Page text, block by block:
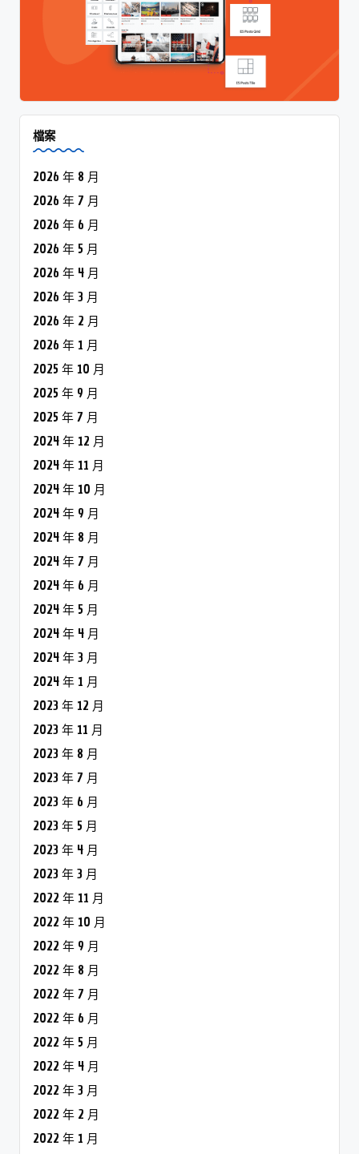
檔案
2026 年 8 月
2026 年 7 月
2026 年 6 月
2026 年 5 月
2026 年 4 月
2026 年 3 月
2026 年 2 月
2026 年 1 月
2025 年 10 月
2025 年 9 月
2025 年 7 月
2024 年 12 月
2024 年 11 月
2024 年 10 月
2024 年 9 月
2024 年 8 月
2024 年 7 月
2024 年 6 月
2024 年 5 月
2024 年 4 月
2024 年 3 月
2024 年 1 月
2023 年 12 月
2023 年 11 月
2023 年 8 月
2023 年 7 月
2023 年 6 月
2023 年 5 月
2023 年 4 月
2023 年 3 月
2022 年 11 月
2022 年 10 月
2022 年 9 月
2022 年 8 月
2022 年 7 月
2022 年 6 月
2022 年 5 月
2022 年 4 月
2022 年 3 月
2022 年 2 月
2022 年 1 月